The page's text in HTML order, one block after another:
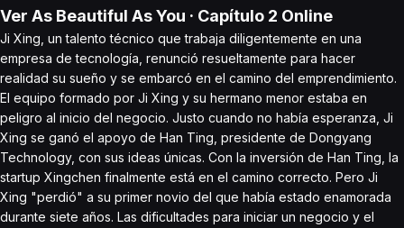
Ver As Beautiful As You · Capítulo 2 Online
Ji Xing, un talento técnico que trabaja diligentemente en una
empresa de tecnología, renunció resueltamente para hacer
realidad su sueño y se embarcó en el camino del emprendimiento.
El equipo formado por Ji Xing y su hermano menor estaba en
peligro al inicio del negocio. Justo cuando no había esperanza, Ji
Xing se ganó el apoyo de Han Ting, presidente de Dongyang
Technology, con sus ideas únicas. Con la inversión de Han Ting, la
startup Xingchen finalmente está en el camino correcto. Pero Ji
Xing "perdió" a su primer novio del que había estado enamorada
durante siete años. Las dificultades para iniciar un negocio y el